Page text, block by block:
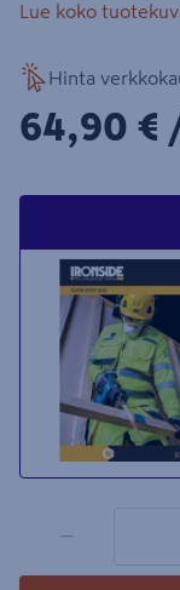
Lue koko
Hinta
64,90 €
−